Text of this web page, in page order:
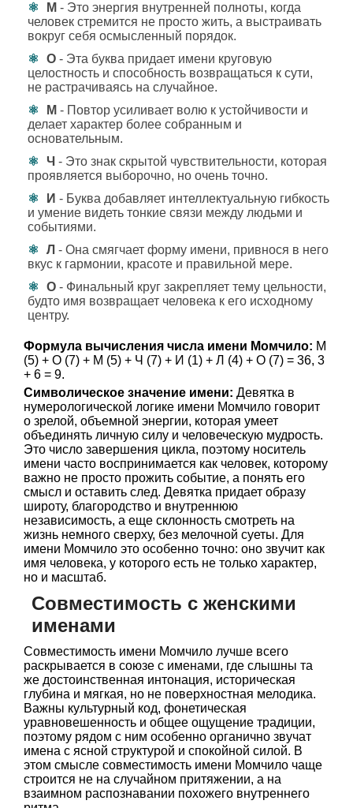
М - Это энергия внутренней полноты, когда
человек стремится не просто жить, а выстраивать
вокруг себя осмысленный порядок.
О - Эта буква придает имени круговую
целостность и способность возвращаться к сути,
не растрачиваясь на случайное.
М - Повтор усиливает волю к устойчивости и
делает характер более собранным и
основательным.
Ч - Это знак скрытой чувствительности, которая
проявляется выборочно, но очень точно.
И - Буква добавляет интеллектуальную гибкость
и умение видеть тонкие связи между людьми и
событиями.
Л - Она смягчает форму имени, привнося в него
вкус к гармонии, красоте и правильной мере.
О - Финальный круг закрепляет тему цельности,
будто имя возвращает человека к его исходному
центру.
Формула вычисления числа имени Момчило: М
(5) + О (7) + М (5) + Ч (7) + И (1) + Л (4) + О (7) = 36, 3
+ 6 = 9.
Символическое значение имени: Девятка в
нумерологической логике имени Момчило говорит
о зрелой, объемной энергии, которая умеет
объединять личную силу и человеческую мудрость.
Это число завершения цикла, поэтому носитель
имени часто воспринимается как человек, которому
важно не просто прожить событие, а понять его
смысл и оставить след. Девятка придает образу
широту, благородство и внутреннюю
независимость, а еще склонность смотреть на
жизнь немного сверху, без мелочной суеты. Для
имени Момчило это особенно точно: оно звучит как
имя человека, у которого есть не только характер,
но и масштаб.
Совместимость с женскими
именами
Совместимость имени Момчило лучше всего
раскрывается в союзе с именами, где слышны та
же достоинственная интонация, историческая
глубина и мягкая, но не поверхностная мелодика.
Важны культурный код, фонетическая
уравновешенность и общее ощущение традиции,
поэтому рядом с ним особенно органично звучат
имена с ясной структурой и спокойной силой. В
этом смысле совместимость имени Момчило чаще
строится не на случайном притяжении, а на
взаимном распознавании похожего внутреннего